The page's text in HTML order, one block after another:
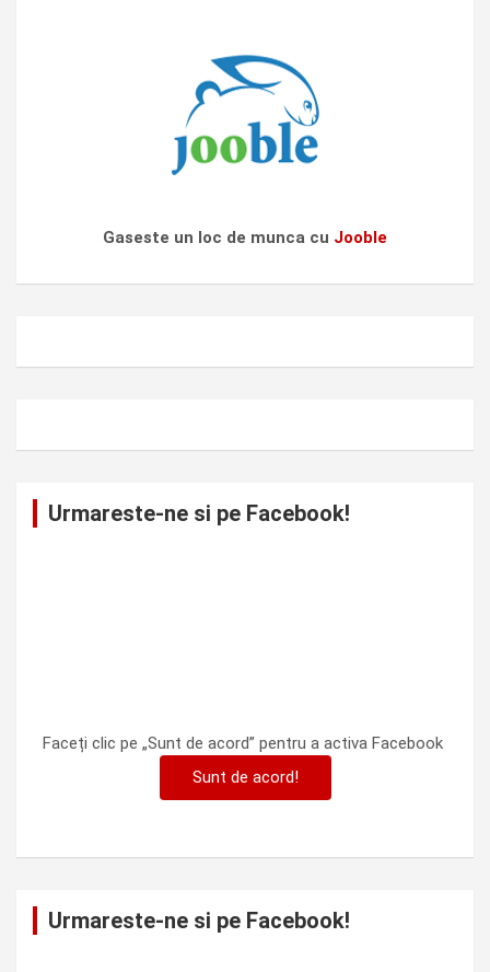
Gaseste un loc de munca cu Jooble
Urmareste-ne si pe Facebook!
Faceți clic pe „Sunt de acord” pentru a activa Facebook
Sunt de acord!
Urmareste-ne si pe Facebook!